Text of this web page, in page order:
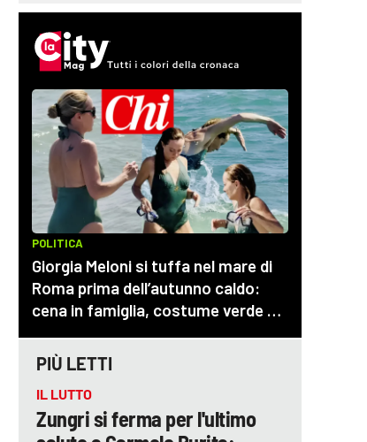
PIÙ LETTI
IL LUTTO
Zungri si ferma per l'ultimo